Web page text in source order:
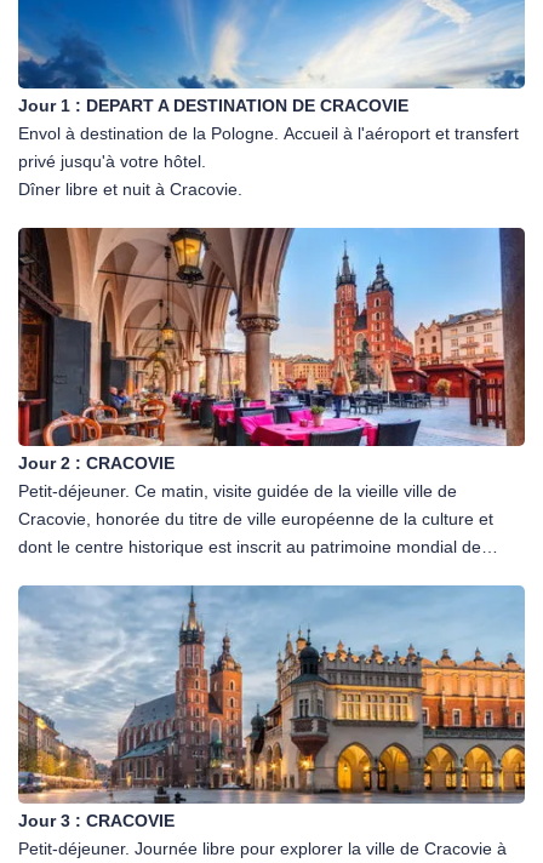
Jour 1 : DEPART A DESTINATION DE CRACOVIE
Envol à destination de la Pologne. Accueil à l'aéroport et transfert
privé jusqu'à votre hôtel.
Dîner libre et nuit à Cracovie.
Jour 2 : CRACOVIE
Petit-déjeuner. Ce matin, visite guidée de la vieille ville de
Cracovie, honorée du titre de ville européenne de la culture et
dont le centre historique est inscrit au patrimoine mondial de
désastres de la Seconde Guerre mondiale et dont tous les
monuments ont été sauvegardés. Passage par la place du
marché (Rynek Glowny), place médiévale la plus vaste d'Europe
où se dresse la magnifique halle aux Draps. Puis découverte de
la célèbre université Jagellonne dans laquelle étudièrent Nicolas
Copernic et le pape Jean-Paul II. Visite (extérieure) de la
magnifique basilique Notre-Dame : de style gothique, elle est
particulièrement réputée pour son célèbre retable médiéval
unique, oeuvre du sculpteur nurembergeois Wit Stwosz. Départ
vers la colline de Wawel, ancienne résidence des rois de Pologne,
Jour 3 : CRACOVIE
Petit-déjeuner. Journée libre pour explorer la ville de Cracovie à